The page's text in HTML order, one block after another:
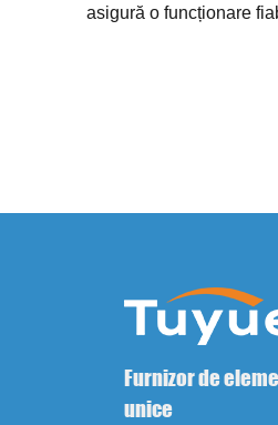
asigură o funcționare
Furnizor de
unice